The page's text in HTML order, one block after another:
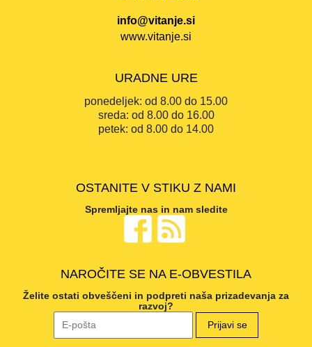
info@vitanje.si
www.vitanje.si
URADNE URE
ponedeljek: od 8.00 do 15.00
sreda: od 8.00 do 16.00
petek: od 8.00 do 14.00
OSTANITE V STIKU Z NAMI
Spremljajte nas in nam sledite
NAROČITE SE NA E-OBVESTILA
Želite ostati obveščeni in podpreti naša prizadevanja za
razvoj?